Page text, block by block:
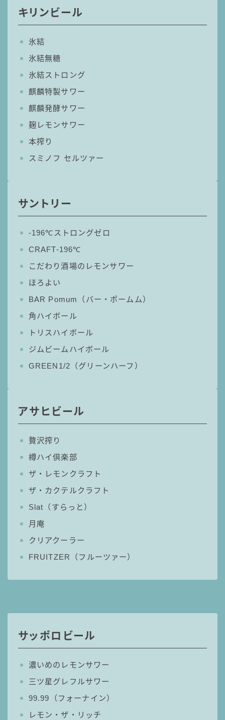
キリンビール
氷結
氷結無糖
氷結ストロング
麒麟特製サワー
麒麟発酵サワー
麹レモンサワー
本搾り
スミノフ セルツァー
サントリー
‐196℃ストロングゼロ
CRAFT-196℃
こだわり酒場のレモンサワー
ほろよい
BAR Pomum（バー・ポームム）
角ハイボール
トリスハイボール
ジムビームハイボール
GREEN1/2（グリーンハーフ）
アサヒビール
贅沢搾り
樽ハイ倶楽部
ザ・レモンクラフト
ザ・カクテルクラフト
Slat（すらっと）
月庵
クリアクーラー
FRUITZER（フルーツァー）
サッポロビール
濃いめのレモンサワー
三ツ星グレフルサワー
99.99（フォーナイン）
レモン・ザ・リッチ
缶チューハイの売れ筋ランキングはこちら